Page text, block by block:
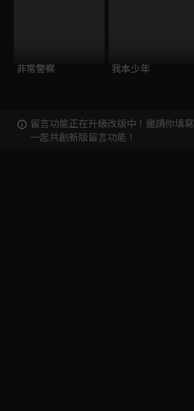
非常警察 我本少年
留言功能正在升級改版中！邀請你填寫
一起共創新版留言功能！